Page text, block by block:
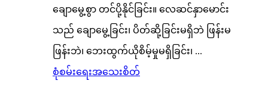
ချောမွေ့စွာ တင်ပို့နိုင်ခြင်း။ လေဆင်နှာမောင်း
သည် ချောမွေ့ခြင်း၊ ပိတ်ဆို့ခြင်းမရှိဘဲ ဖြန်းမ
ဖြန်းဘဲ၊ ဘေးထွက်ယိုစိမ့်မှုမရှိခြင်း၊ ...
စုံစမ်းရေးအသေးစိတ်